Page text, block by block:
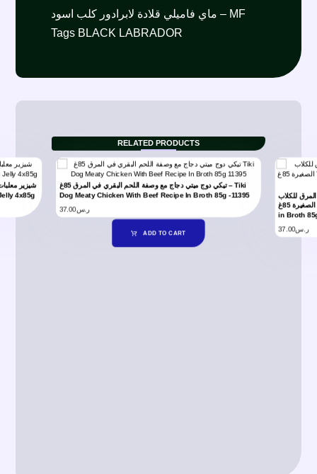
ماي فاميلي قلادة لابرادور كلب اسود – MF
Tags BLACK LABRADOR
RELATED PRODUCTS
4x85g
تيكي دوج ميتي دجاج مع وصفة اللحم البقري في المرق 85غ – Tiki
Dog Meaty Chicken With Beef Recipe In Broth 85g -11395
ر.س37.00
ADD TO CART
للكلاب
الصغيرة 85غ – TIKI Dog Aloha Petites Chicken & Beef Liver
in Broth
ر.س37.00